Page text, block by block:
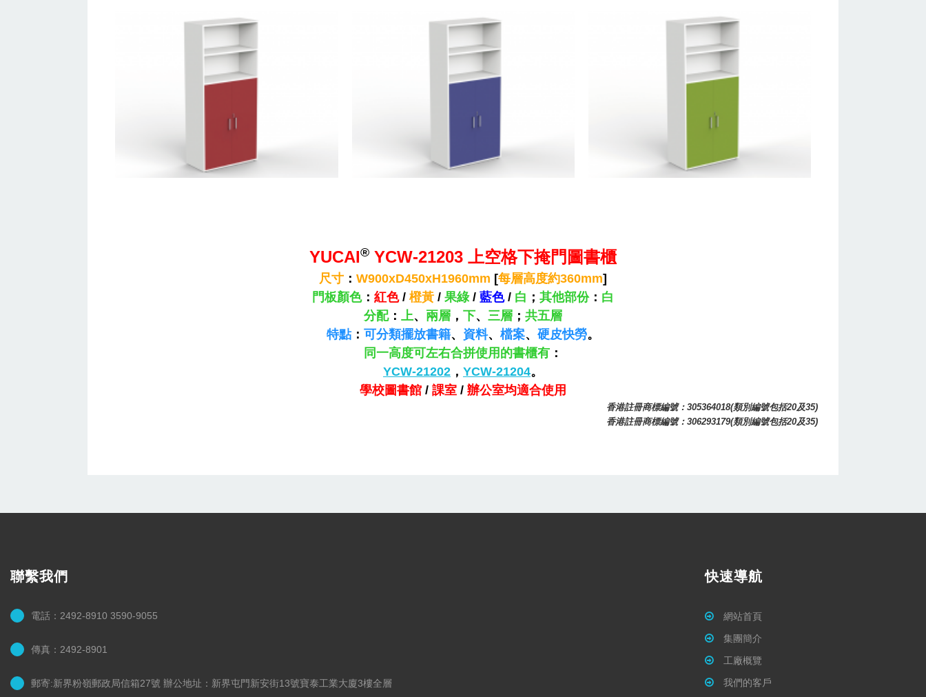
YUCAI® YCW-21203 上空格下掩門圖書櫃
尺寸 ： W900xD450xH1960mm [每層高度約360mm]
門板顏色： 紅色/ 橙黃 / 果綠/ 藍色/ 白 ； 其他部份： 白
分配： 上、 兩層 ， 下、 三層 ； 共五層
特點： 可分類擺放書籍、 資料、 檔案、 硬皮快勞。
同一高度可左右合拼使用的書櫃有 ：
YCW-21202 ， YCW-21204。
學校圖書館 / 課室 / 辦公室均適合使用
香港註冊商標編號：305364018(類別編號包括20及35)
香港註冊商標編號：306293179(類別編號包括20及35)
聯繫我們
電話：2492-8910 3590-9055
傳真：2492-8901
郵寄:新界粉嶺郵政局信箱27號 辦公地址：新界屯門新安街13號寶泰工業大廈3樓全層
快速導航
網站首頁
集團簡介
工廠概覽
我們的客戶